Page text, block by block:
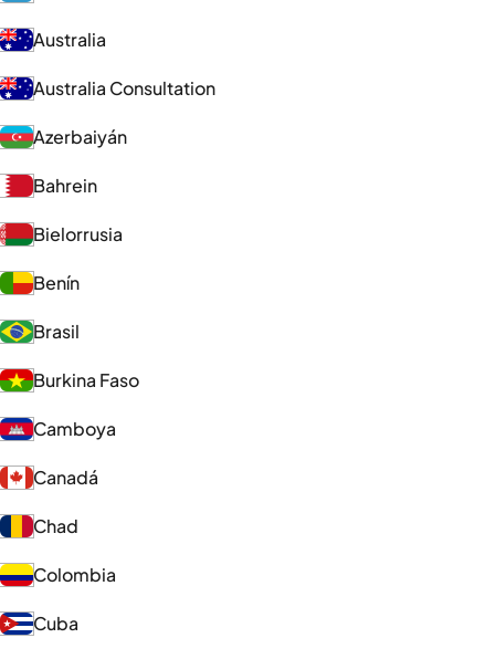
Australia
Australia Consultation
Azerbaiyán
Bahrein
Bielorrusia
Benín
Brasil
Burkina Faso
Camboya
Canadá
Chad
Colombia
Cuba